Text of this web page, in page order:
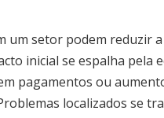
um setor podem reduzir
inicial se espalha pela
pagamentos ou
localizados se